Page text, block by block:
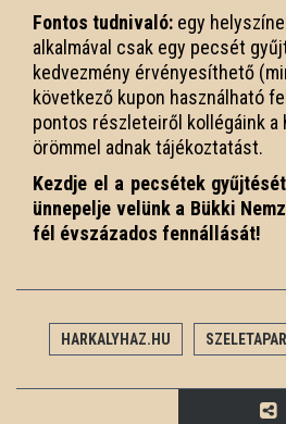
Fontos tudnivaló: egy
alkalmával csak egy pecsét
kedvezmény érvényesíthető
következő kupon használható
pontos részleteiről kollégáink a
örömmel adnak tájékoztatást.
Kezdje el a pecsétek
ünnepelje velünk a Bükki
fél évszázados fennállását!
HARKALYHAZ.HU